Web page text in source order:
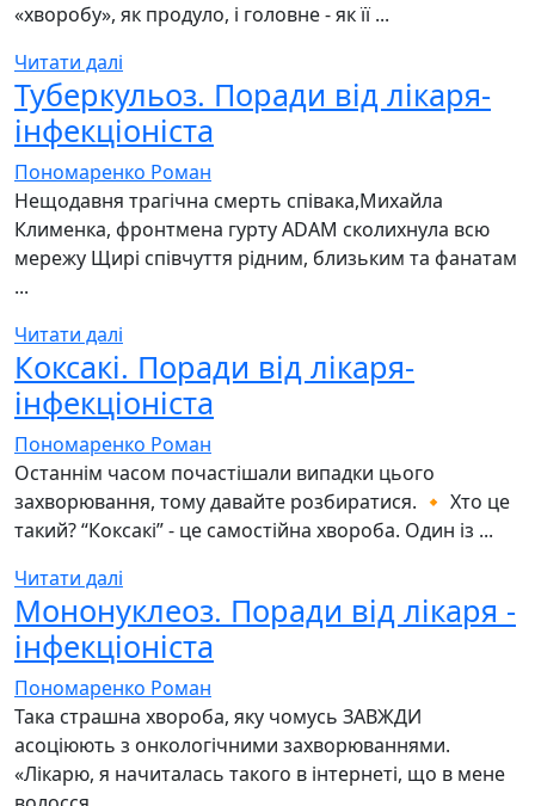
«хворобу», як продуло, і головне - як її ...
Читати далі
Туберкульоз. Поради від лікаря-
інфекціоніста
Пономаренко Роман
Нещодавня трагічна смерть співака,Михайла
Клименка, фронтмена гурту ADAM сколихнула всю
мережу Щирі співчуття рідним, близьким та фанатам
...
Читати далі
Коксакі. Поради від лікаря-
інфекціоніста
Пономаренко Роман
Останнім часом почастішали випадки цього
захворювання, тому давайте розбиратися. 🔸 Хто це
такий? “Коксакі” - це самостійна хвороба. Один із ...
Читати далі
Мононуклеоз. Поради від лікаря -
інфекціоніста
Пономаренко Роман
Така страшна хвороба, яку чомусь ЗАВЖДИ
асоціюють з онкологічними захворюваннями.
«Лікарю, я начиталась такого в інтернеті, що в мене